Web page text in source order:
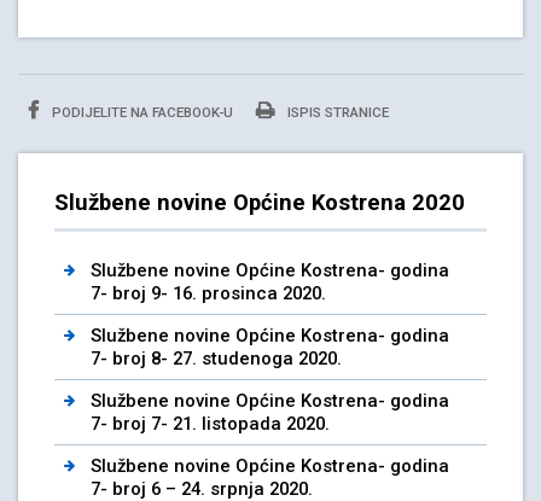
PODIJELITE NA FACEBOOK-U ISPIS STRANICE
Službene novine Općine Kostrena 2020
Službene novine Općine Kostrena- godina
7- broj 9- 16. prosinca 2020.
Službene novine Općine Kostrena- godina
7- broj 8- 27. studenoga 2020.
Službene novine Općine Kostrena- godina
7- broj 7- 21. listopada 2020.
Službene novine Općine Kostrena- godina
7- broj 6 – 24. srpnja 2020.